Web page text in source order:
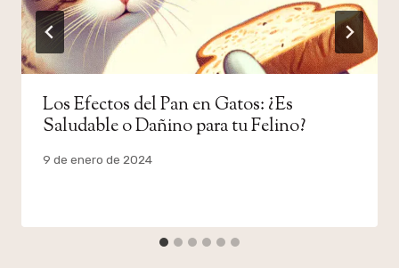
Los Efectos del Pan en Gatos: ¿Es
Saludable o Dañino para tu Felino?
Por
9 de enero de 2024